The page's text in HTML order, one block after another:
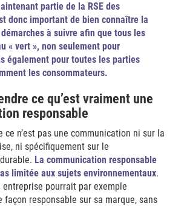
partie de la RSE des
donc important de bien connaître la
à suivre afin que tous les
« vert », non seulement pour
également pour toutes les parties
les consommateurs.
ce qu’est vraiment une
responsable
ce n’est pas une communication ni sur la
ni spécifiquement sur le
La communication responsable
limitée aux sujets environnementaux.
entreprise pourrait par exemple
façon responsable sur sa marque, sans